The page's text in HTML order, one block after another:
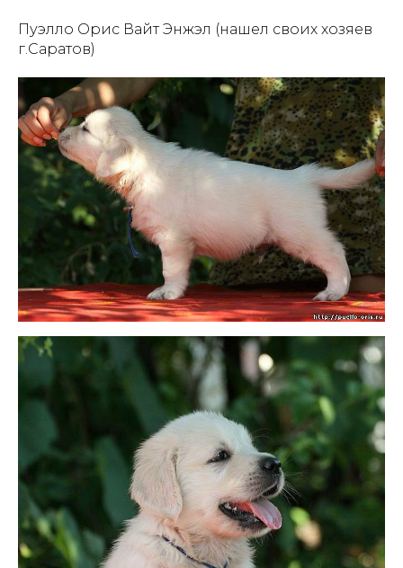
Пуэлло Орис Вайт Энжэл (нашел своих хозяев
г.Саратов)